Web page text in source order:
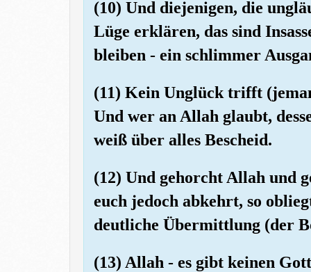
(10) Und diejenigen, die
Lüge erklären, das sind
bleiben - ein schlimmer
(11) Kein Unglück trifft
Und wer an Allah glaubt,
weiß über alles Bescheid.
(12) Und gehorcht Allah und
euch jedoch abkehrt, so
deutliche Übermittlung (der
(13) Allah - es gibt keinen